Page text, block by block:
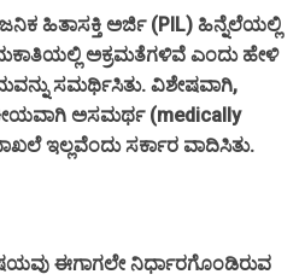
ಹಿತಾಸಕ್ತಿ ಅರ್ಜಿ (PIL) ಹಿನ್ನೆಲೆಯಲ್ಲಿ
ಅಕ್ರಮತೆಗಳಿವೆ ಎಂದು ಹೇಳಿ
ಸಮರ್ಥಿಸಿತು. ವಿಶೇಷವಾಗಿ,
ಅಸಮರ್ಥ (medically
ಇಲ್ಲವೆಂದು ಸರ್ಕಾರ ವಾದಿಸಿತು.
ಈಗಾಗಲೇ ನಿರ್ಧಾರಗೊಂಡಿರುವ